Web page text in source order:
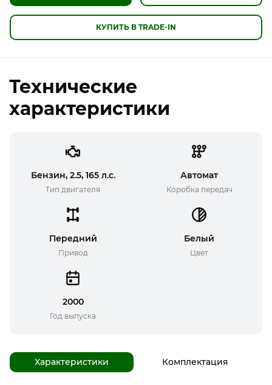
КУПИТЬ В TRADE-IN
Технические
характеристики
Бензин, 2.5, 165 л.с.
Тип двигателя
Автомат
Коробка передач
Передний
Привод
Белый
Цвет
2000
Год выпуска
Характеристики Комплектация